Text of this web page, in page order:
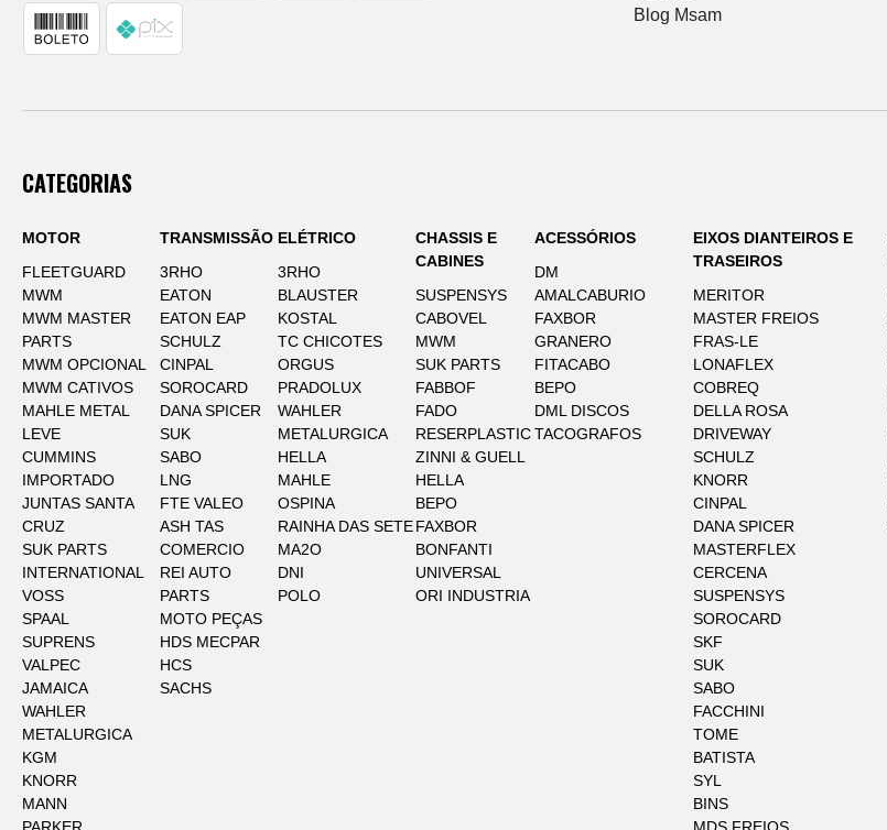
Blog Msam
CATEGORIAS
MOTOR
FLEETGUARD
MWM
MWM MASTER
PARTS
MWM OPCIONAL
MWM CATIVOS
MAHLE METAL
LEVE
CUMMINS
IMPORTADO
JUNTAS SANTA
CRUZ
SUK PARTS
INTERNATIONAL
VOSS
SPAAL
SUPRENS
VALPEC
JAMAICA
WAHLER
METALURGICA
KGM
KNORR
MANN
TRANSMISSÃO
3RHO
EATON
EATON EAP
SCHULZ
CINPAL
SOROCARD
DANA SPICER
SUK
SABO
LNG
FTE VALEO
ASH TAS
COMERCIO
REI AUTO
PARTS
MOTO PEÇAS
HDS MECPAR
HCS
SACHS
ELÉTRICO
3RHO
BLAUSTER
KOSTAL
TC CHICOTES
ORGUS
PRADOLUX
WAHLER
METALURGICA
HELLA
MAHLE
OSPINA
RAINHA DAS SETE
MA2O
DNI
POLO
CHASSIS E
CABINES
SUSPENSYS
CABOVEL
MWM
SUK PARTS
FABBOF
FADO
RESERPLASTIC
ZINNI & GUELL
HELLA
BEPO
FAXBOR
BONFANTI
UNIVERSAL
ORI INDUSTRIA
ACESSÓRIOS
DM
AMALCABURIO
FAXBOR
GRANERO
FITACABO
BEPO
DML DISCOS
TACOGRAFOS
EIXOS DIANTEIROS E
TRASEIROS
MERITOR
MASTER FREIOS
FRAS-LE
LONAFLEX
COBREQ
DELLA ROSA
DRIVEWAY
SCHULZ
KNORR
CINPAL
DANA SPICER
MASTERFLEX
CERCENA
SUSPENSYS
SOROCARD
SKF
SUK
SABO
FACCHINI
TOME
BATISTA
SYL
BINS